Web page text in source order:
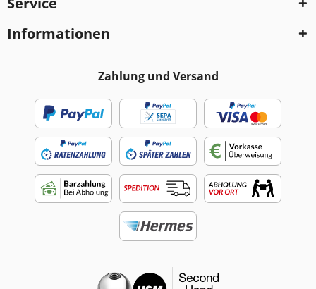
Informationen
Zahlung und Versand